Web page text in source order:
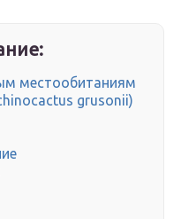
местообитаниям
grusonii)